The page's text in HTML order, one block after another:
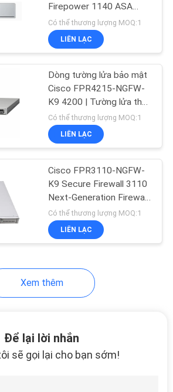
hành Huawei
189
Bộ định
Cisco
năng
Firepower 1140 ASA
Security Gateway để bảo
vệ mạng doanh nghiệp
Có thể thương lượng MOQ:1
LIÊN LẠC
Dòng tường lửa bảo mật
Cisco FPR4215-NGFW-
K9 4200 | Tường lửa thế
hệ tiếp theo hiệu suất
cao dành cho mạng
doanh nghiệp
Có thể thương lượng MOQ:1
LIÊN LẠC
Cisco FPR3110-NGFW-
K9 Secure Firewall 3110
Next-Generation Firewall
Ứng dụng bảo mật mạng
doanh nghiệp
Có thể thương lượng MOQ:1
LIÊN LẠC
Xem thêm
Để lại lời nhắn
sẽ gọi lại cho bạn sớm!